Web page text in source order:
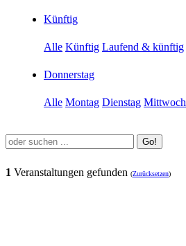
Künftig
Alle Künftig Laufend & künftig
Donnerstag
Alle Montag Dienstag Mittwoch
Go!
1 Veranstaltungen gefunden (Zurücksetzen)